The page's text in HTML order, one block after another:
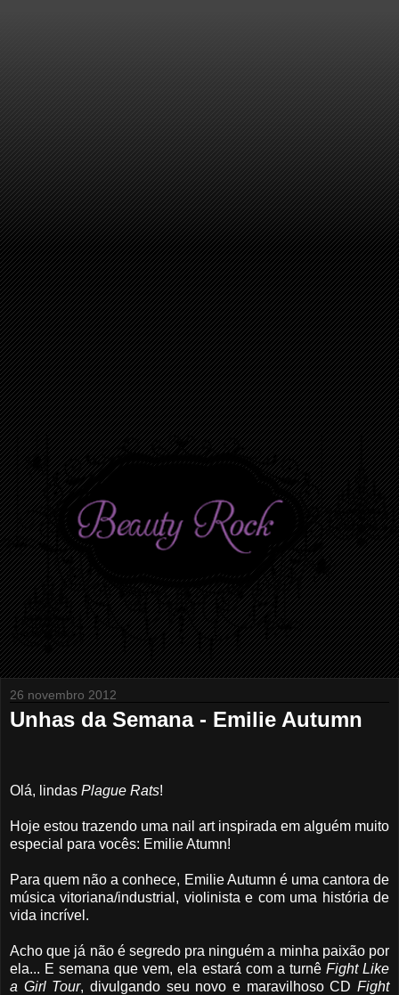
26 novembro 2012
Unhas da Semana - Emilie Autumn
Olá, lindas Plague Rats!
Hoje estou trazendo uma nail art inspirada em alguém muito
especial para vocês: Emilie Atumn!
Para quem não a conhece, Emilie Autumn é uma cantora de
música vitoriana/industrial, violinista e com uma história de
vida incrível.
Acho que já não é segredo pra ninguém a minha paixão por
ela... E semana que vem, ela estará com a turnê Fight Like
a Girl Tour, divulgando seu novo e maravilhoso CDFight